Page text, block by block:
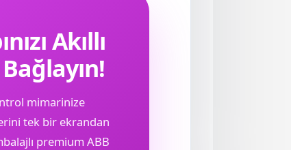
Akıllı
mimarinize
tek bir ekrandan
premium ABB